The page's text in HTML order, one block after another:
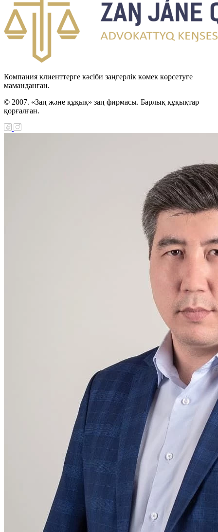
Компания клиенттерге кәсіби заңгерлік көмек көрсетуге
маманданған.
© 2007. «Заң және құқық» заң фирмасы. Барлық құқықтар
қорғалған.